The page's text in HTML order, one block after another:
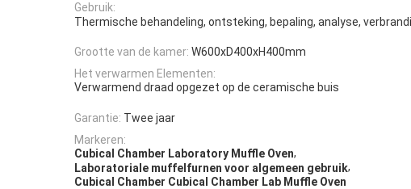
Gebruik:
Thermische behandeling, ontsteking, bepaling, analyse,
Grootte van de kamer: W600xD400xH400mm
Het verwarmen Elementen:
Verwarmend draad opgezet op de ceramische buis
Garantie: Twee jaar
Markeren:
Cubical Chamber Laboratory Muffle Oven,
Laboratoriale muffelfurnen voor algemeen gebruik,
Cubical Chamber Cubical Chamber Lab Muffle Oven